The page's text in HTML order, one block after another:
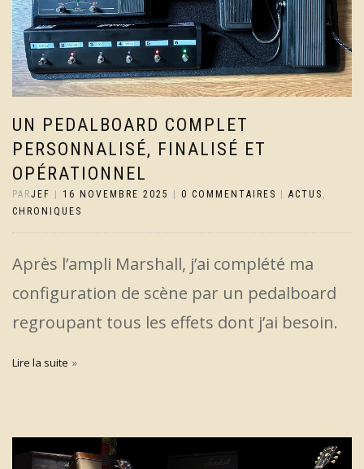
UN PEDALBOARD COMPLET
PERSONNALISÉ, FINALISÉ ET
OPÉRATIONNEL
PARJEF 16 NOVEMBRE 2025 0 COMMENTAIRES ACTUS ,
CHRONIQUES
Après l’ampli Marshall, j’ai complété ma
configuration de scène par un pedalboard
regroupant tous les effets dont j’ai besoin.
Lire la suite